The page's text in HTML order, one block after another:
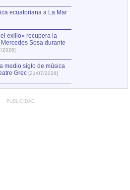
ecuatoriana a La Mar
exilio» recupera la
Sosa durante
2026]
medio siglo de música
Grec [21/07/2026]
PUBLICIDAD